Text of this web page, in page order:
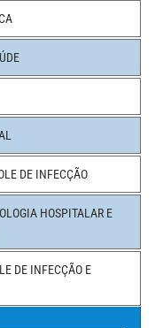
DE INFECÇÃO
HOSPITALAR E
DE INFECÇÃO E